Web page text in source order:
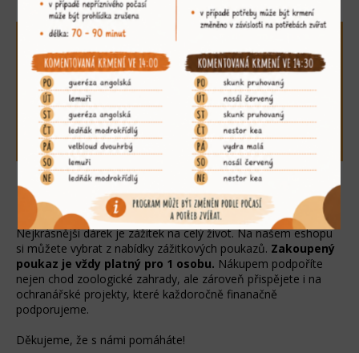
PODPOŘTE NÁS
Jelikož jsme soukromé zařízení fungující
bez dotací, vážíme si každé podpory okolí,
ať už se jedná o podporu materiální,
finanční či jinou.
Nejkrásnější dárek je zážitek na celý život. Na našem eshopu
si můžete vybrat z nabídky zážitkových poukazů. Zakoupený
poukaz je vždy platný pro 1 osobu. Nákupem podpoříte
nejen chod zoologické zahrady, ale zároveň přispějete i na
ochranářské projekty, které každoročně finanačně
podporujeme.
Děkujeme, že s námi pomáháte!